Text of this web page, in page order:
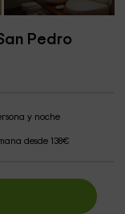
Pedro
y noche
desde 138€